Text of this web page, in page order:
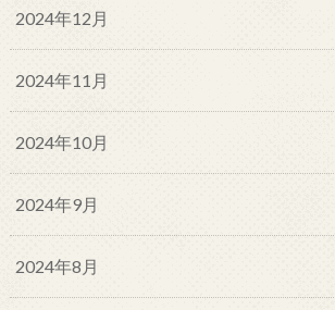
2024年12月
2024年11月
2024年10月
2024年9月
2024年8月